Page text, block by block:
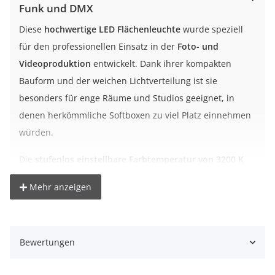
Funk und DMX
Diese hochwertige LED Flächenleuchte wurde speziell
für den professionellen Einsatz in der Foto- und
Videoproduktion entwickelt. Dank ihrer kompakten
Bauform und der weichen Lichtverteilung ist sie
besonders für enge Räume und Studios geeignet, in
denen herkömmliche Softboxen zu viel Platz einnehmen
würden.
Die
stufenlos einstellbare Farbtemperatur von 3200 K
bis 6500 Kerlaubt es dir, das Licht ideal an
Umgebungsbedingungen oder kreative Vorgaben
2,4 GHz Funkfernbedienung
Mehr anzeigen
Bewertungen